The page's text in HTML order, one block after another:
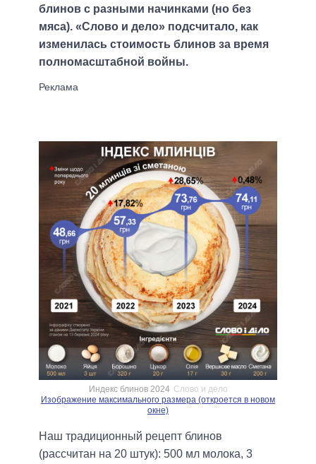
блинов с разными начинками (но без
мяса). «Слово и дело» подсчитало, как
изменилась стоимость блинов за время
полномасштабной войны.
Индекс блинов 2024 Слово и дело
Изображение максимального размера (откроется в новом
окне)
Наш традиционный рецепт блинов
(рассчитан на 20 штук): 500 мл молока, 3